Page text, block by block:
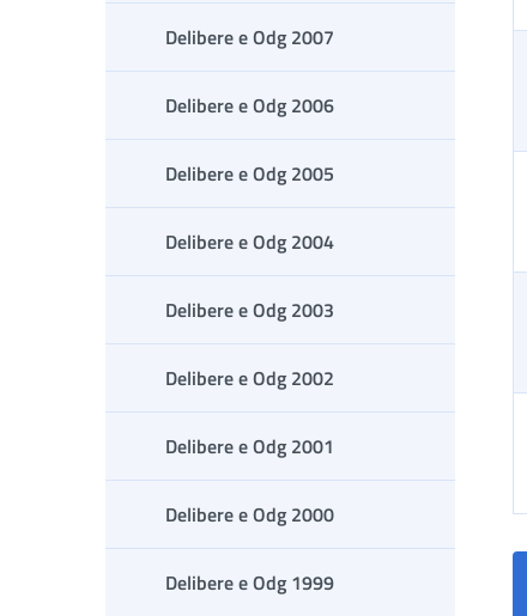
Delibere e Odg 2007
Delibere e Odg 2006
Delibere e Odg 2005
Delibere e Odg 2004
Delibere e Odg 2003
Delibere e Odg 2002
Delibere e Odg 2001
Delibere e Odg 2000
Delibere e Odg 1999